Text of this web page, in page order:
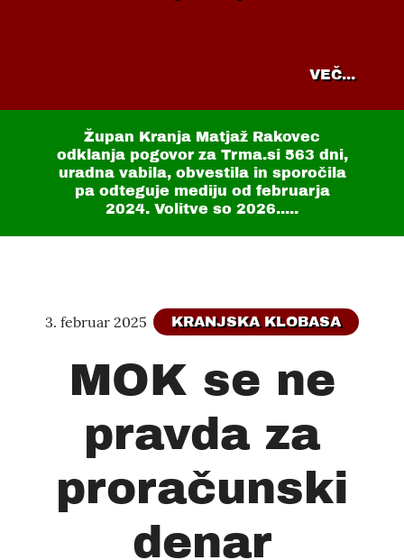
VEČ...
Župan Kranja Matjaž Rakovec
odklanja pogovor za Trma.si 563 dni,
uradna vabila, obvestila in sporočila
pa odteguje mediju od februarja
2024. Volitve so 2026.....
3. februar 2025 KRANJSKA KLOBASA
MOK se ne
pravda za
proračunski
denar